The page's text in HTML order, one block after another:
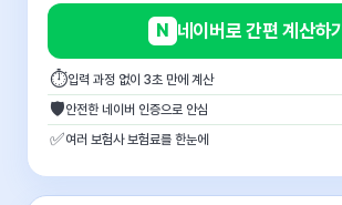
N 네이버로 간편 계산하기
⏱입력 과정 없이 3초 만에 계산
🛡안전한 네이버 인증으로 안심
✅여러 보험사 보험료를 한눈에